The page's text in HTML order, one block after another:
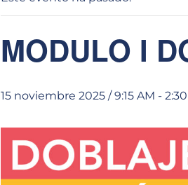
MODULO I
15 noviembre 2025 / 9:15 AM -